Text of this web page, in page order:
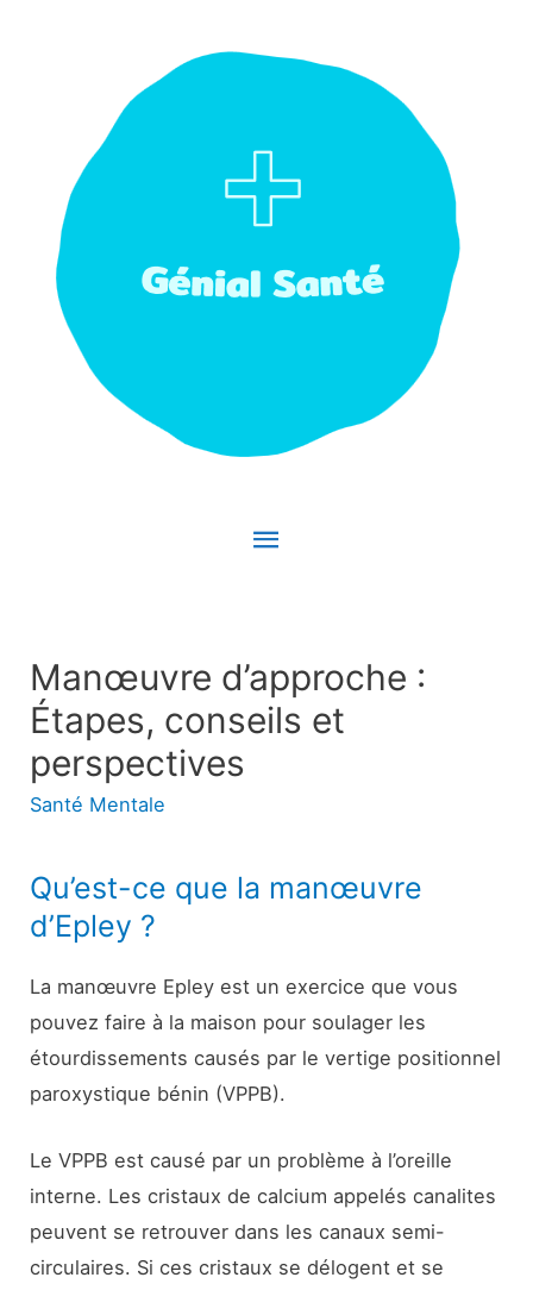
Menu
Manœuvre d’approche :
Étapes, conseils et
perspectives
Santé Mentale
Qu’est-ce que la manœuvre
d’Epley ?
La manœuvre Epley est un exercice que vous
pouvez faire à la maison pour soulager les
étourdissements causés par le vertige positionnel
paroxystique bénin (VPPB).
Le VPPB est causé par un problème à l’oreille
interne. Les cristaux de calcium appelés canalites
peuvent se retrouver dans les canaux semi-
circulaires. Si ces cristaux se délogent et se